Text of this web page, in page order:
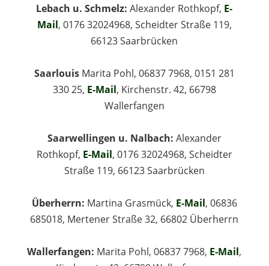
Lebach u. Schmelz: Alexander Rothkopf, E-
Mail, 0176 32024968, Scheidter Straße 119,
66123 Saarbrücken
SaarlouisMarita Pohl, 06837 7968, 0151 281
330 25, E-Mail, Kirchenstr. 42, 66798
Wallerfangen
Saarwellingen u. Nalbach: Alexander
Rothkopf, E-Mail, 0176 32024968, Scheidter
Straße 119, 66123 Saarbrücken
Überherrn: Martina Grasmück, E-Mail, 06836
685018, Mertener Straße 32, 66802 Überherrn
Wallerfangen: Marita Pohl, 06837 7968, E-Mail,